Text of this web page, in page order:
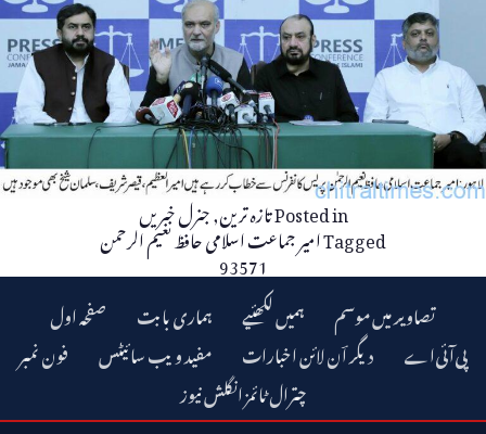
Posted inتازہ ترین,جنرل خبریں
Taggedامیر جماعت اسلامی حافظ نعیم الرحمن
93571
صفحہ اول ہماری بابت ہمیں لکھئیے
تصاویر میں موسم
فون نمبر
مفید ویب سائیٹس دیگر اؔن لائن اخبارات
چترال ٹائمز انگلش نیوز